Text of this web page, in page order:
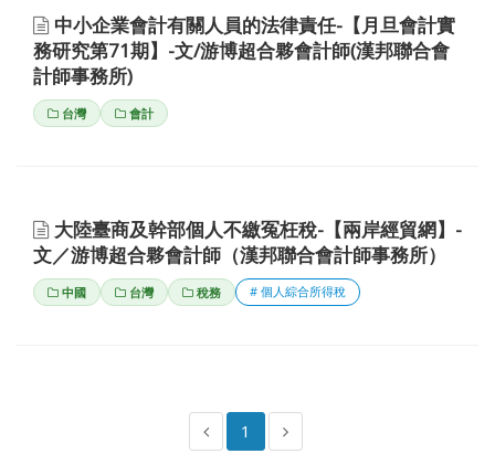
中小企業會計有關人員的法律責任-【月旦會計實
務研究第71期】-文/游博超合夥會計師(漢邦聯合會
計師事務所)
台灣 會計
大陸臺商及幹部個人不繳冤枉稅-【兩岸經貿網】-
文／游博超合夥會計師（漢邦聯合會計師事務所）
中國 台灣 稅務 # 個人綜合所得稅
1